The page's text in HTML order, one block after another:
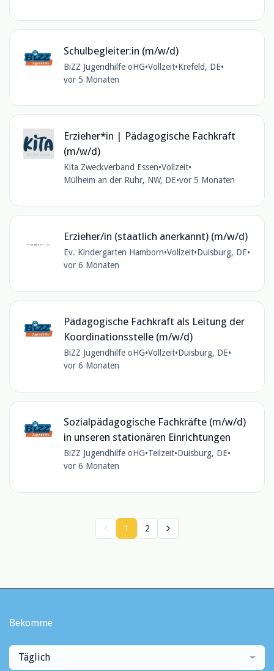
Schulbegleiter:in (m/w/d)
BiZZ Jugendhilfe oHG•Vollzeit•Krefeld, DE•
vor 5 Monaten
Erzieher*in | Pädagogische Fachkraft
(m/w/d)
Kita Zweckverband Essen•Vollzeit•
Mülheim an der Ruhr, NW, DE•vor 5 Monaten
Erzieher/in (staatlich anerkannt) (m/w/d)
Ev. Kindergarten Hamborn•Vollzeit•Duisburg, DE•
vor 6 Monaten
Pädagogische Fachkraft als Leitung der
Koordinationsstelle (m/w/d)
BiZZ Jugendhilfe oHG•Vollzeit•Duisburg, DE•
vor 6 Monaten
Sozialpädagogische Fachkräfte (m/w/d)
in unseren stationären Einrichtungen
BiZZ Jugendhilfe oHG•Teilzeit•Duisburg, DE•
vor 6 Monaten
1 2
Bekomme
Täglich